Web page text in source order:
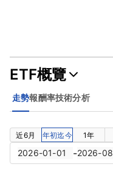
ETF概覽
走勢報酬率技術分析
近6月 年初迄今 1年
-